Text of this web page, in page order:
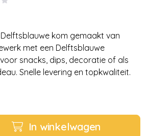
kom gemaakt van
met een Delftsblauwe
snacks, dips, decoratie of als
Snelle levering en topkwaliteit.
In winkelwagen